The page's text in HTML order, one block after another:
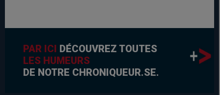
PAR ICI DÉCOUVREZ TOUTES
LES HUMEURS
DE NOTRE CHRONIQUEUR.SE.